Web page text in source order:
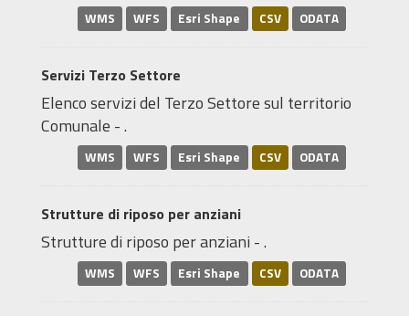
WMS WFS Esri Shape CSV ODATA
Servizi Terzo Settore
Elenco servizi del Terzo Settore sul territorio
Comunale - .
WMS WFS Esri Shape CSV ODATA
Strutture di riposo per anziani
Strutture di riposo per anziani - .
WMS WFS Esri Shape CSV ODATA